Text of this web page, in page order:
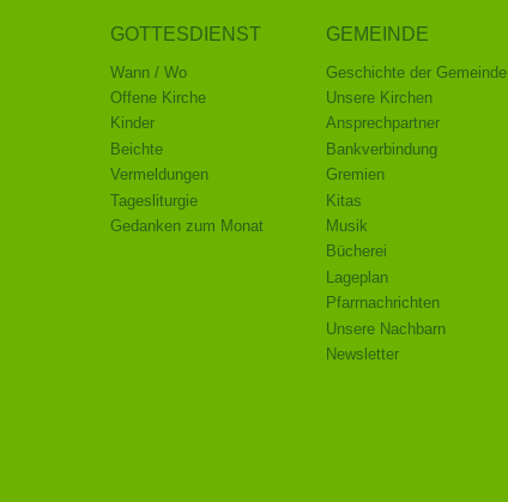
GOTTESDIENST
Wann / Wo
Offene Kirche
Kinder
Beichte
Vermeldungen
Tagesliturgie
Gedanken zum Monat
GEMEINDE
Geschichte der Gemeinde
Unsere Kirchen
Ansprechpartner
Bankverbindung
Gremien
Kitas
Musik
Bücherei
Lageplan
Pfarrnachrichten
Unsere Nachbarn
Newsletter